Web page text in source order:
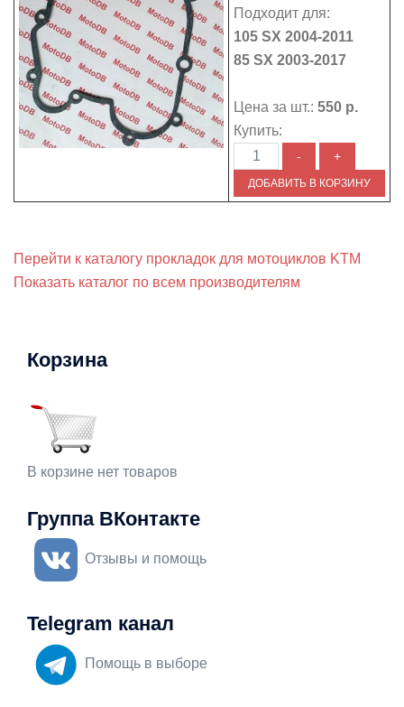
Подходит для:
105 SX 2004-2011
85 SX 2003-2017
Цена за шт.: 550 р.
Купить:
Перейти к каталогу прокладок для мотоциклов KTM
Показать каталог по всем производителям
Корзина
В корзине нет товаров
Группа ВКонтакте
Отзывы и помощь
Telegram канал
Помощь в выборе